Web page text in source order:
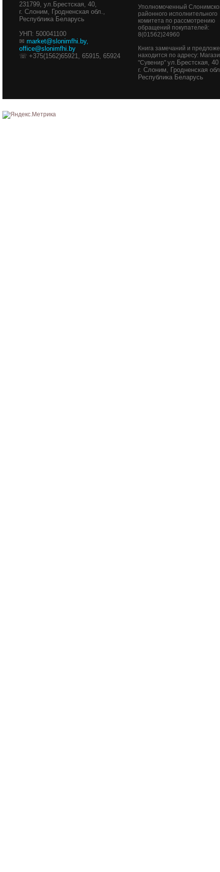
231799, ул.Брестская, 40,
г. Слоним, Гродненская обл.,
Республика Беларусь
УНП: 500041100
✉ market@slonimfhi.by,
office@slonimfhi.by
☏ +375(1562)65921, 65915, 65924
Уполномоченный
районного исполнительного
комитета по рассмотрению
обращений покупателей:
8(01562)24960
Книга замечаний и
находится по адресу:
"Сувенир"ул.Брестская, 40
г. Слоним, Гродненская
Республика Беларусь